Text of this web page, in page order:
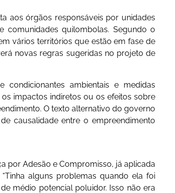
aos órgãos responsáveis por unidades
comunidades quilombolas. Segundo o
vários territórios que estão em fase de
novas regras sugeridas no projeto de
ambientais e medidas
impactos indiretos ou os efeitos sobre
O texto alternativo do governo
causalidade entre o empreendimento
por Adesão e Compromisso, já aplicada
alguns problemas quando ela foi
médio potencial poluidor. Isso não era